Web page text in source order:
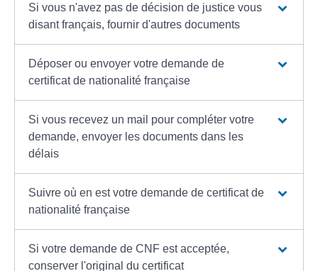
Si vous n'avez pas de décision de justice vous
disant français, fournir d'autres documents
Déposer ou envoyer votre demande de
certificat de nationalité française
Si vous recevez un mail pour compléter votre
demande, envoyer les documents dans les
délais
Suivre où en est votre demande de certificat de
nationalité française
Si votre demande de CNF est acceptée,
conserver l'original du certificat